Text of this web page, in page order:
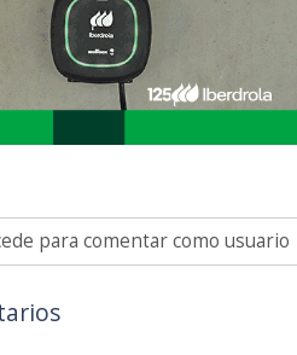
para comentar como usuario